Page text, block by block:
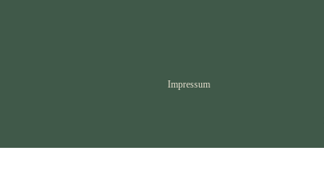
Impressum